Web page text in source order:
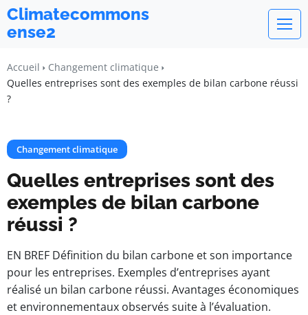
Climatecommons
ense2
Accueil
Changement climatique
Quelles entreprises sont des exemples de bilan carbone réussi
?
Changement climatique
Quelles entreprises sont des
exemples de bilan carbone
réussi ?
EN BREF Définition du bilan carbone et son importance
pour les entreprises. Exemples d’entreprises ayant
réalisé un bilan carbone réussi. Avantages économiques
et environnementaux observés suite à l’évaluation.